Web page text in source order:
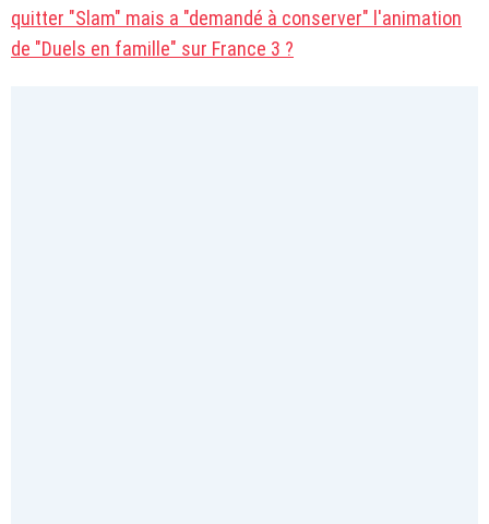
quitter "Slam" mais a "demandé à conserver" l'animation
de "Duels en famille" sur France 3 ?